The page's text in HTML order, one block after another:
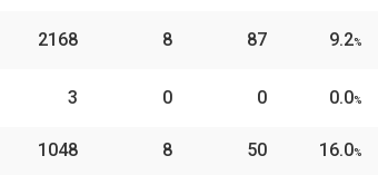
2168 8 87 9.2%
3 0 0 0.0%
1048 8 50 16.0%